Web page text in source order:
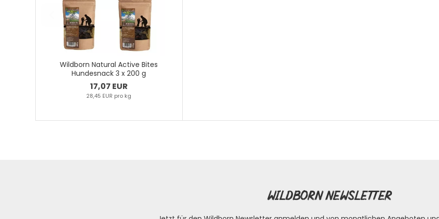
Wildborn Natural Active Bites
Hundesnack 3 x 200 g
17,07 EUR
28,45 EUR pro kg
Wildborn Newsletter